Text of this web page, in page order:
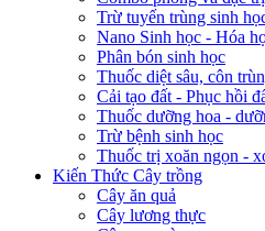
Trừ tuyến trùng sinh
Nano Sinh học - Hóa
Phân bón sinh học
Thuốc diệt sâu, côn
Cải tạo đất - Phục hồi
Thuốc dưỡng hoa -
Trừ bệnh sinh học
Thuốc trị xoăn ngọn -
Kiến Thức Cây trồng
Cây ăn quả
Cây lương thực